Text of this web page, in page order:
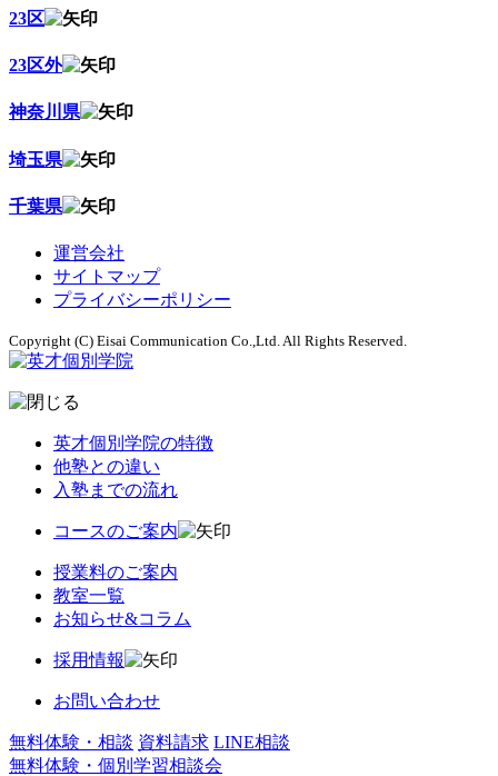
23区
23区外
神奈川県
埼玉県
千葉県
運営会社
サイトマップ
プライバシーポリシー
Copyright (C) Eisai Communication Co.,Ltd. All Rights Reserved.
英才個別学院の特徴
他塾との違い
入塾までの流れ
コースのご案内
授業料のご案内
教室一覧
お知らせ&コラム
採用情報
お問い合わせ
無料体験・相談 資料請求 LINE相談
無料体験・個別学習相談会